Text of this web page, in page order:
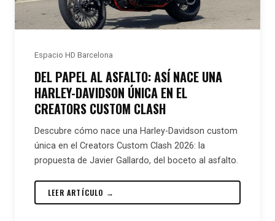
Espacio HD Barcelona
DEL PAPEL AL ASFALTO: ASÍ NACE UNA
HARLEY-DAVIDSON ÚNICA EN EL
CREATORS CUSTOM CLASH
Descubre cómo nace una Harley-Davidson custom
única en el Creators Custom Clash 2026: la
propuesta de Javier Gallardo, del boceto al asfalto.
LEER ARTÍCULO →